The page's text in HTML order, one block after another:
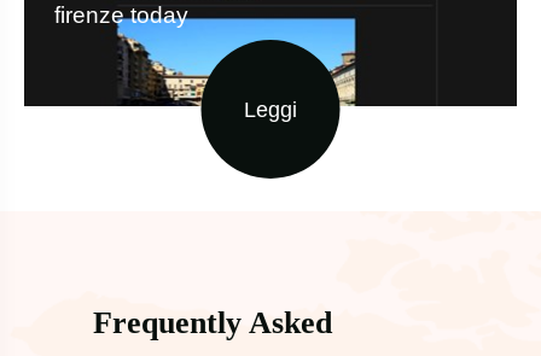
La repubblica
Leggi
Frequently Asked